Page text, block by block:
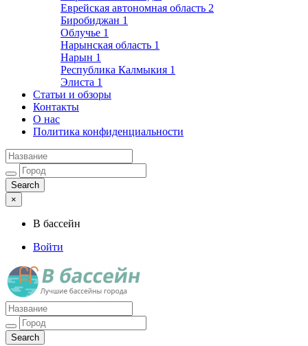
Еврейская автономная область 2
Биробиджан 1
Облучье 1
Нарынская область 1
Нарын 1
Республика Калмыкия 1
Элиста 1
Статьи и обзоры
Контакты
О нас
Политика конфиденциальности
×
В бассейн
Войти
Лучшие бассейны города